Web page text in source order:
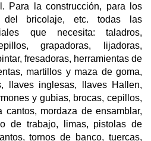
Para la construcción, para los
del bricolaje, etc. todas las
que necesita: taladros,
grapadoras, lijadoras,
fresadoras, herramientas de
martillos y maza de goma,
llaves inglesas, llaves Hallen,
y gubias, brocas, cepillos,
cantos, mordaza de ensamblar,
de trabajo, limas, pistolas de
tornos de banco, tuercas,